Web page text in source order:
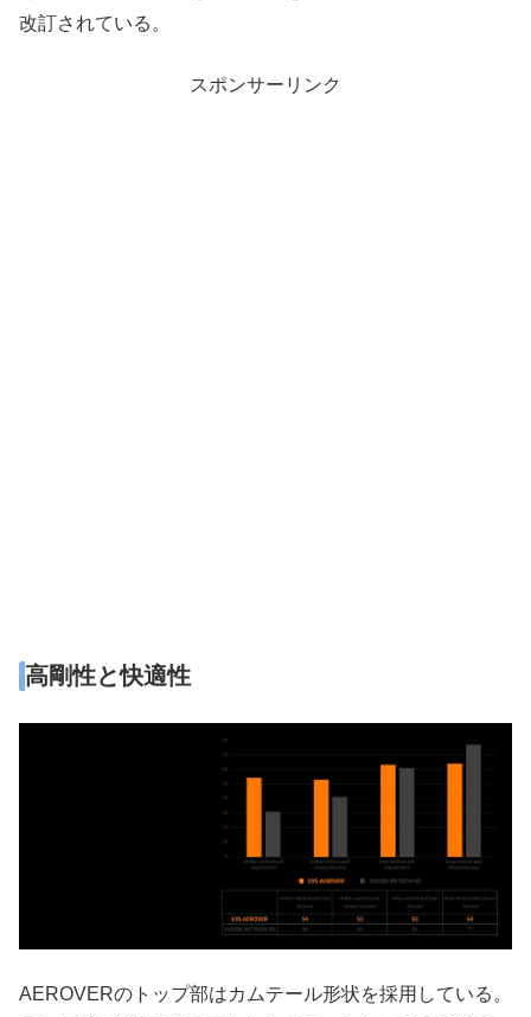
改訂されている。
スポンサーリンク
高剛性と快適性
AEROVERのトップ部はカムテール形状を採用している。